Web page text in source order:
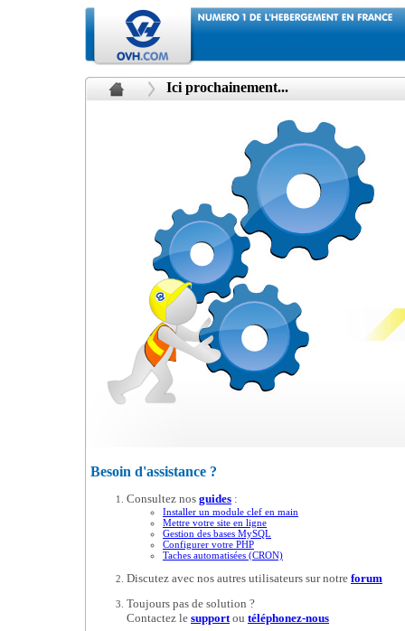
Ici prochainement...
Besoin d'assistance ?
Consultez nos guides :
Installer un module clef en main
Mettre votre site en ligne
Gestion des bases MySQL
Configurer votre PHP
Taches automatisées (CRON)
Discutez avec nos autres utilisateurs sur notre forum
Toujours pas de solution ?
Contactez le supportou téléphonez-nous